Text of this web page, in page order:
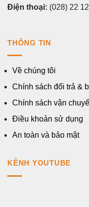
Điện thoại: (028) 22
THÔNG TIN
Về chúng tôi
Chính sách đổi trả &
Chính sách vận
Điều khoản sử dụng
An toàn và bảo mật
KÊNH YOUTUBE